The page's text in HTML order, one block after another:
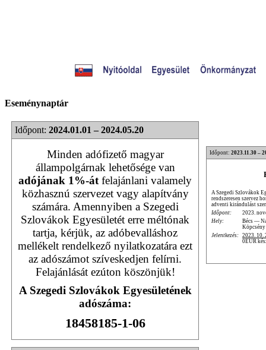
Eseménynaptár
Időpont: 2024.01.01 – 2024.05.20
Minden adófizető magyar
állampolgárnak lehetősége van
adójának 1%-át felajánlani valamely
közhasznú szervezet vagy alapítvány
számára. Amennyiben a Szegedi
Szlovákok Egyesületét erre méltónak
tartja, kérjük, az adóbevalláshoz
mellékelt rendelkező nyilatkozatára ezt
az adószámot szíveskedjen felírni.
Felajánlását ezúton köszönjük!
A Szegedi Szlovákok Egyesületének
adószáma:
18458185-1-06
Időpont: 2023.11.30 –
A Szegedi Szlovákok
rendszeresen szervez
adventi kirándulást
Időpont:
2023.
Hely:
Bécs —
Jelentkezés: 2023. 10.
0EUR